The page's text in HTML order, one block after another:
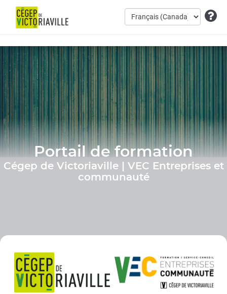
Portail de formation
Cégep de Victoriaville | VEC Entreprises et
communauté